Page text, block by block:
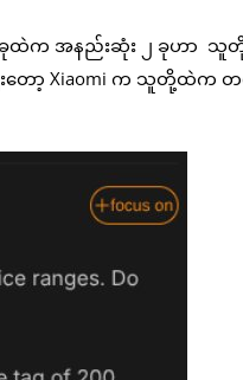
၅ ခုထဲက အနည်းဆုံး ၂ ခုဟာ သူ
ြီးတော့ Xiaomi က သူတို့ထဲက